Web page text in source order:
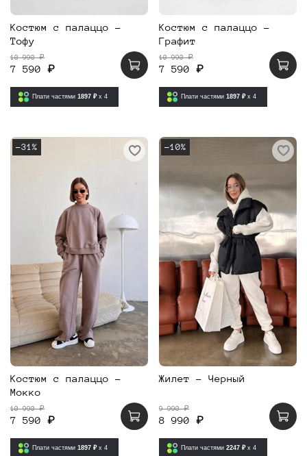
Костюм с палаццо -
Тофу
10 990 ₽
7 590 ₽
Плати частями 1897 ₽ x 4
Костюм с палаццо -
Графит
10 990 ₽
7 590 ₽
Плати частями 1897 ₽ x 4
-31%
Костюм с палаццо -
Мокко
10 990 ₽
7 590 ₽
Плати частями 1897 ₽ x 4
-10%
Жилет - Черный
9 990 ₽
8 990 ₽
Плати частями 2247 ₽ x 4